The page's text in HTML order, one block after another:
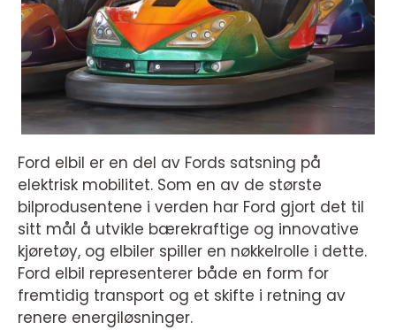
Ford elbil er en del av Fords satsning på
elektrisk mobilitet. Som en av de største
bilprodusentene i verden har Ford gjort det til
sitt mål å utvikle bærekraftige og innovative
kjøretøy, og elbiler spiller en nøkkelrolle i dette.
Ford elbil representerer både en form for
fremtidig transport og et skifte i retning av
renere energiløsninger.